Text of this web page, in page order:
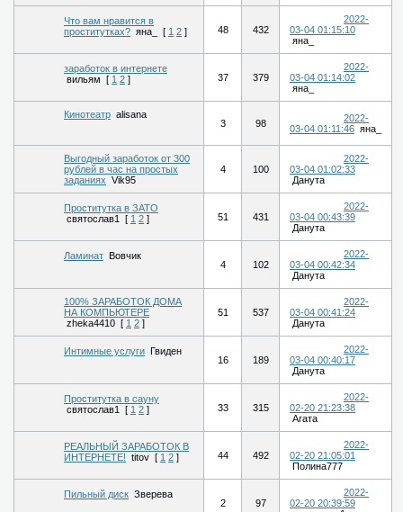
Что вам нравится в
проститутках? яна_ [ 1 2 ] 48 432
2022-
03-04 01:15:10
яна_
заработок в интернете
вильям
[ 1 2 ] 37 379
2022-
03-04 01:14:02
яна_
Кинотеатр alisana
3
98
2022-
03-04 01:11:46 яна_
Выгодный заработок от 300
рублей в час на простых
заданиях Vik95
4 100
2022-
03-04 01:02:33
Данута
Проститутка в ЗАТО
святослав1
[ 1 2 ] 51 431
2022-
03-04 00:43:39
Данута
Ламинат
Вовчик
4
102
2022-
03-04 00:42:34
Данута
100% ЗАРАБОТОК ДОМА
НА КОМПЬЮТЕРЕ
zheka4410 [ 1 2 ]
51 537
2022-
03-04 00:41:24
Данута
Интимные услуги
Гвиден
16
189
2022-
03-04 00:40:17
Данута
Проститутка в сауну
святослав1
[ 1 2 ] 33 315
2022-
02-20 21:23:38
Агата
РЕАЛЬНЫЙ ЗАРАБОТОК В
ИНТЕРНЕТЕ! titov [ 1 2 ] 44 492
2022-
02-20 21:05:01
Полина777
Пильный диск Зверева
2
97
2022-
02-20 20:39:59